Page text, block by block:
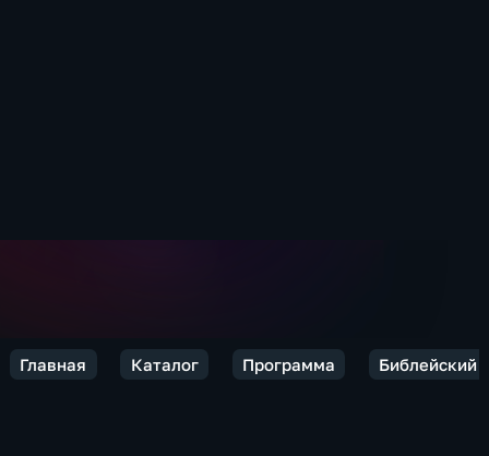
Главная Каталог Программа Библейский